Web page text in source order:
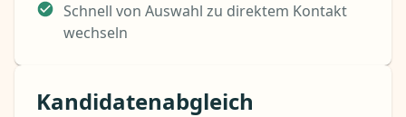
Schnell von Auswahl zu direktem Kontakt
wechseln
Kandidatenabgleich